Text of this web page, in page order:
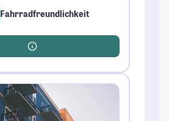
Fahrradfreundlichkeit